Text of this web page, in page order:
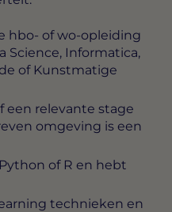
hbo- of wo-opleiding
Science, Informatica,
of Kunstmatige
een relevante stage
omgeving is een
of R en hebt
technieken en